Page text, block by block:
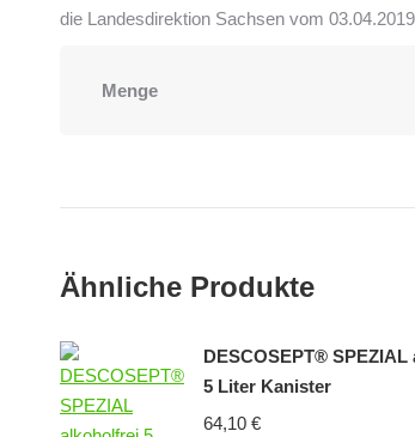
die Landesdirektion Sachsen vom
Menge
Ähnliche Produkte
DESCOSEPT®
5 Liter Kanister
64,10 €